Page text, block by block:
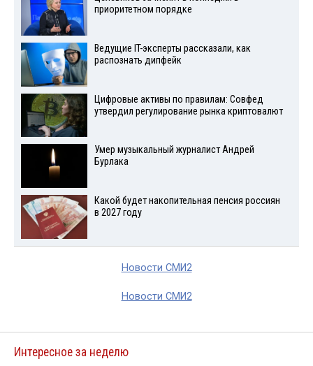
приоритетном порядке
Ведущие IT-эксперты рассказали, как
распознать дипфейк
Цифровые активы по правилам: Совфед
утвердил регулирование рынка криптовалют
Умер музыкальный журналист Андрей
Бурлака
Какой будет накопительная пенсия россиян
в 2027 году
Новости СМИ2
Новости СМИ2
Интересное за неделю